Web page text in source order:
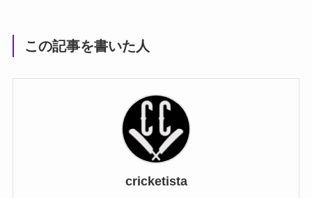
この記事を書いた人
cricketista